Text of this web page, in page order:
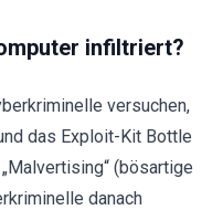
infiltriert?
versuchen,
das Exploit-Kit Bottle
(bösartige
danach